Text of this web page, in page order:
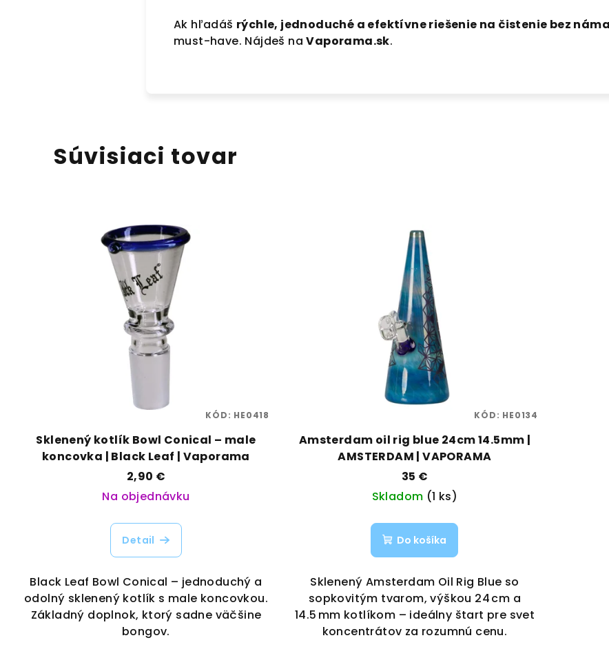
Ak hľadáš rýchle, jednoduché a efektívne riešenie na čistenie bez
must-have. Nájdeš naVaporama.sk.
Súvisiaci tovar
Sklenený kotlík Bowl Conical – male
koncovka | Black Leaf | Vaporama
2,90 €
Na objednávku
Detail
Black Leaf Bowl Conical – jednoduchý a
odolný sklenený kotlík s male koncovkou.
Základný doplnok, ktorý sadne väčšine
bongov.
KÓD: HE0418
Amsterdam oil rig blue 24cm 14.5mm |
AMSTERDAM | VAPORAMA
35 €
Skladom (1 ks)
Do košíka
Sklenený Amsterdam Oil Rig Blue so
sopkovitým tvarom, výškou 24 cm a
14.5 mm kotlíkom – ideálny štart pre svet
koncentrátov za rozumnú cenu.
KÓD: HE0134